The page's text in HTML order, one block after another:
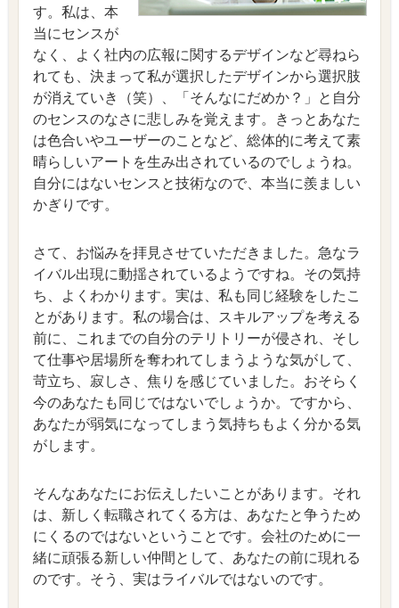
す。私は、本
当にセンスが
なく、よく社内の広報に関するデザインなど尋ねら
れても、決まって私が選択したデザインから選択肢
が消えていき（笑）、「そんなにだめか？」と自分
のセンスのなさに悲しみを覚えます。きっとあなた
は色合いやユーザーのことなど、総体的に考えて素
晴らしいアートを生み出されているのでしょうね。
自分にはないセンスと技術なので、本当に羨ましい
かぎりです。
さて、お悩みを拝見させていただきました。急なラ
イバル出現に動揺されているようですね。その気持
ち、よくわかります。実は、私も同じ経験をしたこ
とがあります。私の場合は、スキルアップを考える
前に、これまでの自分のテリトリーが侵され、そし
て仕事や居場所を奪われてしまうような気がして、
苛立ち、寂しさ、焦りを感じていました。おそらく
今のあなたも同じではないでしょうか。ですから、
あなたが弱気になってしまう気持ちもよく分かる気
がします。
そんなあなたにお伝えしたいことがあります。それ
は、新しく転職されてくる方は、あなたと争うため
にくるのではないということです。会社のために一
緒に頑張る新しい仲間として、あなたの前に現れる
のです。そう、実はライバルではないのです。